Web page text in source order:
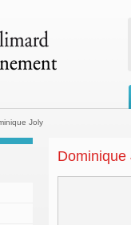
Joly
Dominique